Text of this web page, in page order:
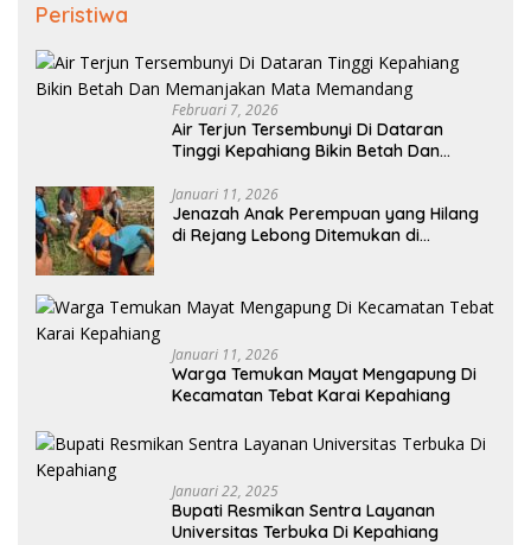
Peristiwa
Februari 7, 2026
Air Terjun Tersembunyi Di Dataran
Tinggi Kepahiang Bikin Betah Dan
Januari 11, 2026
Jenazah Anak Perempuan yang Hilang
di Rejang Lebong Ditemukan di
Januari 11, 2026
Warga Temukan Mayat Mengapung Di
Kecamatan Tebat Karai Kepahiang
Januari 22, 2025
Bupati Resmikan Sentra Layanan
Universitas Terbuka Di Kepahiang